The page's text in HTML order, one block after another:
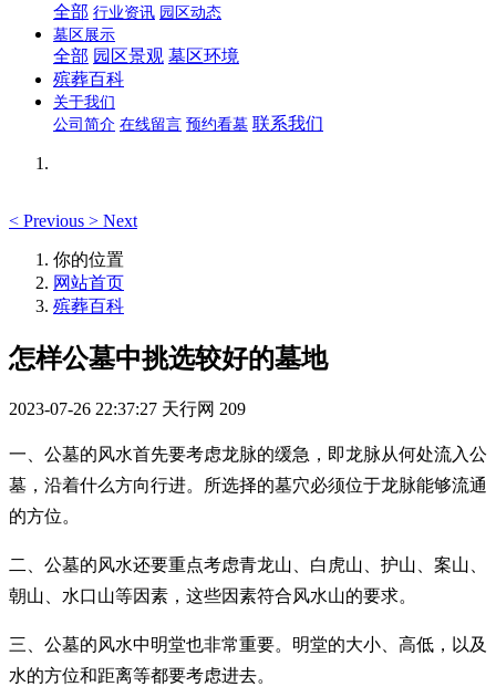
全部 行业资讯 园区动态
墓区展示
全部 园区景观 墓区环境
殡葬百科
关于我们
公司简介 在线留言 预约看墓 联系我们
< Previous > Next
你的位置
网站首页
殡葬百科
怎样公墓中挑选较好的墓地
2023-07-26 22:37:27 天行网 209
一、公墓的风水首先要考虑龙脉的缓急，即龙脉从何处流入公
墓，沿着什么方向行进。所选择的墓穴必须位于龙脉能够流通
的方位。
二、公墓的风水还要重点考虑青龙山、白虎山、护山、案山、
朝山、水口山等因素，这些因素符合风水山的要求。
三、公墓的风水中明堂也非常重要。明堂的大小、高低，以及
水的方位和距离等都要考虑进去。